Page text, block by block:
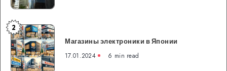
преимущества
банковской
системы
Магазины
электроники
в
Японии
2
Магазины электроники в Японии
17.01.2024 6 min read